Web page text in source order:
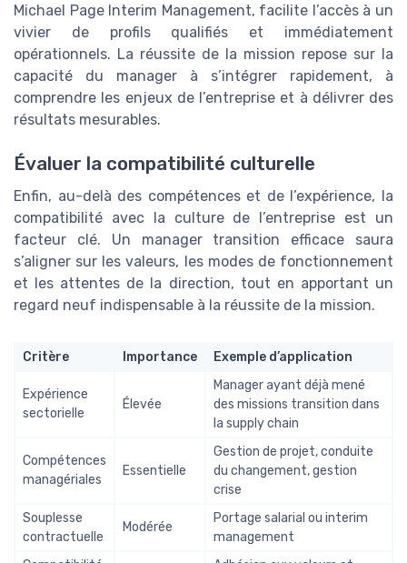
Michael Page Interim Management, facilite l’accès à un
vivier de profils qualifiés et immédiatement
opérationnels. La réussite de la mission repose sur la
capacité du manager à s’intégrer rapidement, à
comprendre les enjeux de l’entreprise et à délivrer des
résultats mesurables.
Évaluer la compatibilité culturelle
Enfin, au-delà des compétences et de l’expérience, la
compatibilité avec la culture de l’entreprise est un
facteur clé. Un manager transition efficace saura
s’aligner sur les valeurs, les modes de fonctionnement
et les attentes de la direction, tout en apportant un
regard neuf indispensable à la réussite de la mission.
Critère Importance Exemple d’application
Expérience
sectorielle
Élevée
Manager ayant déjà mené
des missions transition dans
la supply chain
Compétences
managériales
Essentielle
Gestion de projet, conduite
du changement, gestion
crise
Souplesse
contractuelle
Modérée
Portage salarial ou interim
management